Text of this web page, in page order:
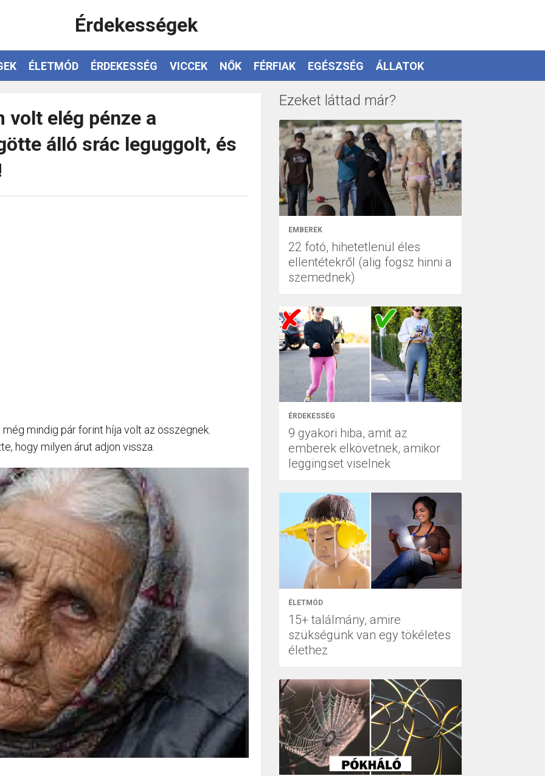
Érdekességek
ÉLETMÓD ÉRDEKESSÉG VICCEK NŐK FÉRFIAK EGÉSZSÉG ÁLLATOK
volt elég pénze a
álló srác leguggolt, és
mindig pár forint híja volt az összegnek.
hogy milyen árut adjon vissza.
Ezeket láttad már?
EMBEREK
22 fotó, hihetetlenül éles
ellentétekről (alig fogsz hinni a
szemednek)
ÉRDEKESSÉG
9 gyakori hiba, amit az
emberek elkövetnek, amikor
leggingset viselnek
ÉLETMÓD
15+ találmány, amire
szükségünk van egy tökéletes
élethez